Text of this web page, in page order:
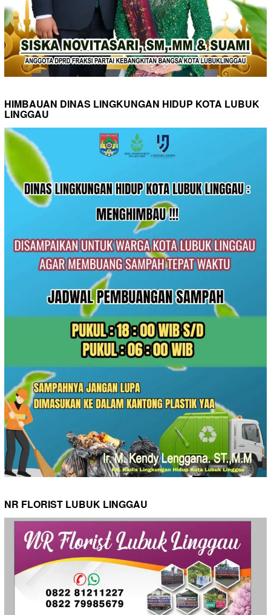
HIMBAUAN DINAS LINGKUNGAN HIDUP KOTA LUBUK
LINGGAU
NR FLORIST LUBUK LINGGAU